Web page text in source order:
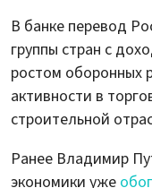
В банке перевод
группы стран с
ростом оборонных
активности в
строительной
Ранее Владимир
экономики уже